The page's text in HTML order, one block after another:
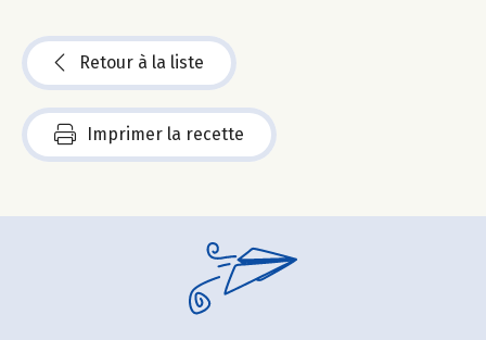
Retour à la liste
Imprimer la recette